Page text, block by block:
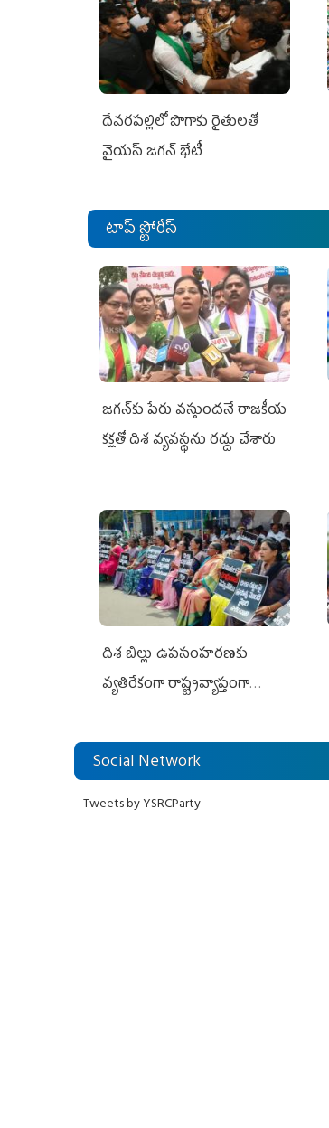
దేవరపల్లిలో పొగాకు రైతులతో
వైయస్ జగన్ భేటీ
టాప్ స్టోరీస్
జగన్‌కు పేరు వస్తుందనే రాజకీయ
కక్షతో దిశ వ్య‌వ‌స్థ‌ను రద్దు చేశారు
దిశ బిల్లు ఉపసంహరణకు
వ్యతిరేకంగా రాష్ట్రవ్యాప్తంగా
ఆందోళనలు
Social Network
Tweets by YSRCParty